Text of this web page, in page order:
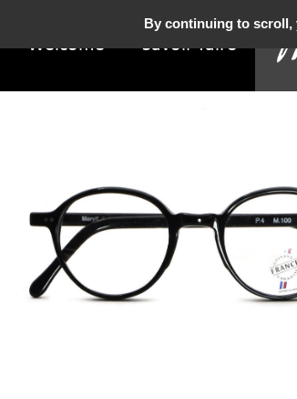
Welcome Savoir-faire
By continuing to scroll,